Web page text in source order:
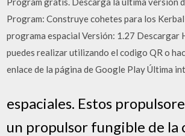
Program: Construye cohetes para los
programa espacial Versión: 1.27 Descargar
puedes realizar utilizando el codigo QR o
enlace de la página de Google Play Última
espaciales. Estos
un propulsor fungible de la